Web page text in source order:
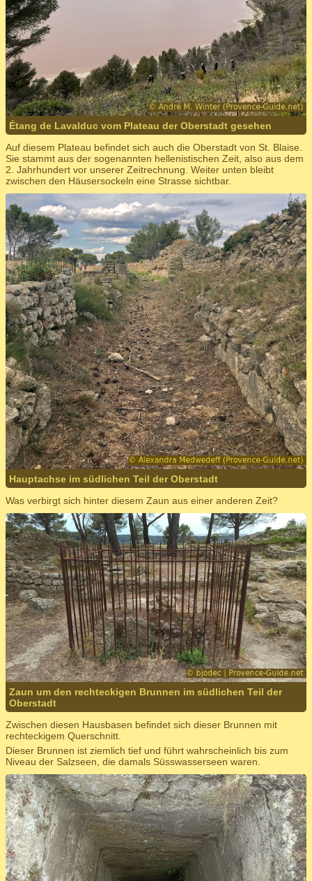
Étang de Lavalduc vom Plateau der Oberstadt gesehen
Auf diesem Plateau befindet sich auch die Oberstadt von St. Blaise.
Sie stammt aus der sogenannten hellenistischen Zeit, also aus dem
2. Jahrhundert vor unserer Zeitrechnung. Weiter unten bleibt
zwischen den Häusersockeln eine Strasse sichtbar.
Hauptachse im südlichen Teil der Oberstadt
Was verbirgt sich hinter diesem Zaun aus einer anderen Zeit?
Zaun um den rechteckigen Brunnen im südlichen Teil der
Oberstadt
Zwischen diesen Hausbasen befindet sich dieser Brunnen mit
rechteckigem Querschnitt.
Dieser Brunnen ist ziemlich tief und führt wahrscheinlich bis zum
Niveau der Salzseen, die damals Süsswasserseen waren.